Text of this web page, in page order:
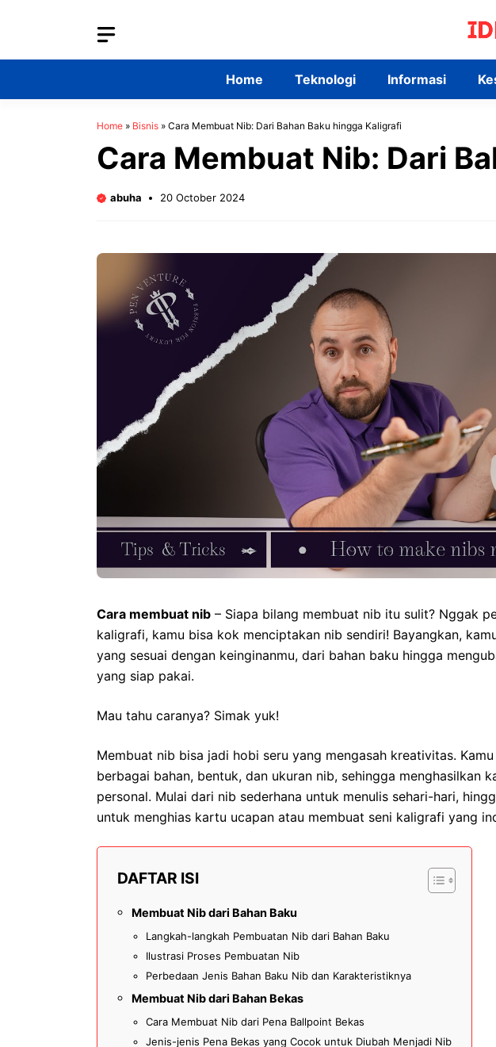
Home Teknologi Informasi
Home » Bisnis » Cara Membuat Nib: Dari Bahan Baku hingga Kaligrafi
Cara Membuat Nib: Dari
abuha 20 October 2024
Cara membuat nib – Siapa bilang membuat nib itu sulit? Nggak
kaligrafi, kamu bisa kok menciptakan nib sendiri! Bayangkan,
yang sesuai dengan keinginanmu, dari bahan baku hingga
yang siap pakai.
Mau tahu caranya? Simak yuk!
Membuat nib bisa jadi hobi seru yang mengasah kreativitas.
berbagai bahan, bentuk, dan ukuran nib, sehingga menghasilkan
personal. Mulai dari nib sederhana untuk menulis sehari-hari,
untuk menghias kartu ucapan atau membuat seni kaligrafi yang
DAFTAR ISI
Membuat Nib dari Bahan Baku
Langkah-langkah Pembuatan Nib dari Bahan Baku
Ilustrasi Proses Pembuatan Nib
Perbedaan Jenis Bahan Baku Nib dan Karakteristiknya
Membuat Nib dari Bahan Bekas
Cara Membuat Nib dari Pena Ballpoint Bekas
Jenis-jenis Pena Bekas yang Cocok untuk Diubah Menjadi Nib